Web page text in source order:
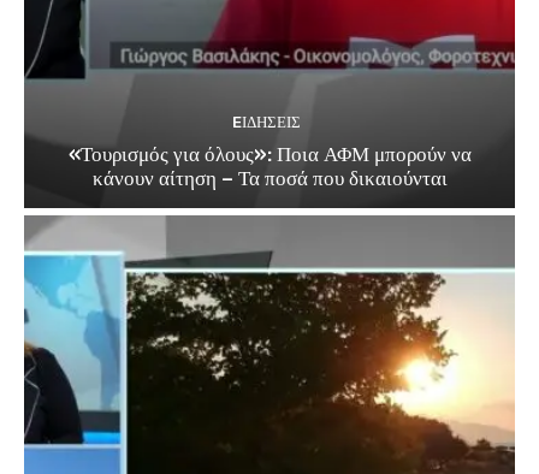
EΙΔΗΣΕΙΣ
«Τουρισμός για όλους»: Ποια ΑΦΜ μπορούν να
κάνουν αίτηση – Τα ποσά που δικαιούνται